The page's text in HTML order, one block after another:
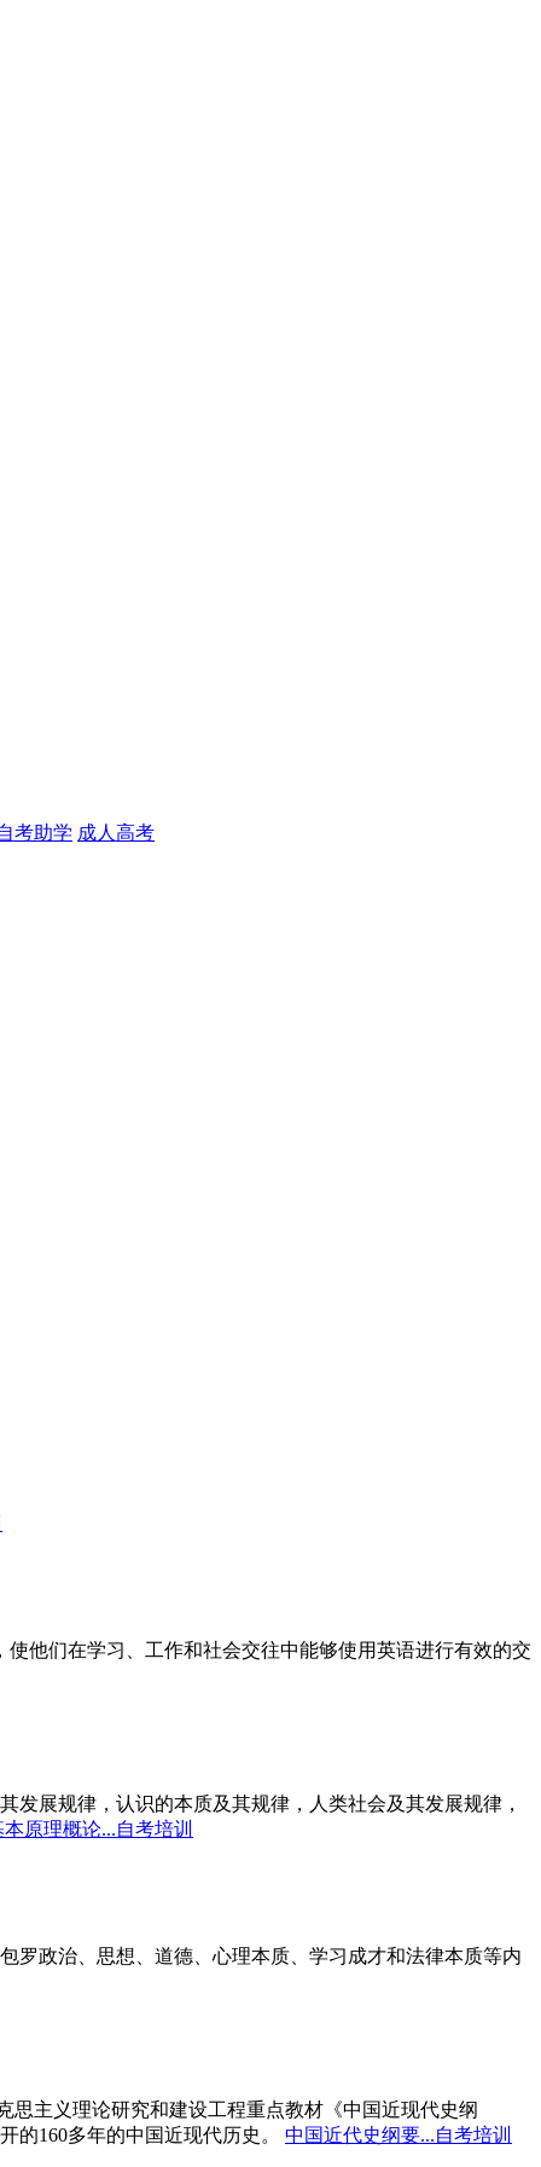
考助学 成人高考
他们在学习、工作和社会交往中能够使用英语进行有效的交
展规律，认识的本质及其规律，人类社会及其发展规律，
原理概论...自考培训
罗政治、思想、道德、心理本质、学习成才和法律本质等内
思主义理论研究和建设工程重点教材《中国近现代史纲
的160多年的中国近现代历史。
中国近代史纲要...自考培训